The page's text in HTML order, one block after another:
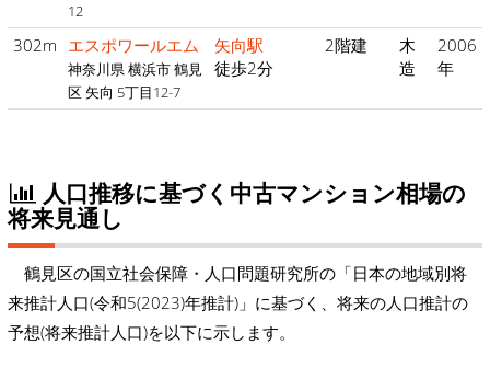
12
302m エスポワールエム
神奈川県 横浜市 鶴見
区 矢向 5丁目12-7
矢向駅
徒歩2分
2階建
木
造
2006
年
人口推移に基づく中古マンション相場の
将来見通し
鶴見区の国立社会保障・人口問題研究所の「日本の地域別将
来推計人口(令和5(2023)年推計)」に基づく、将来の人口推計の
予想(将来推計人口)を以下に示します。